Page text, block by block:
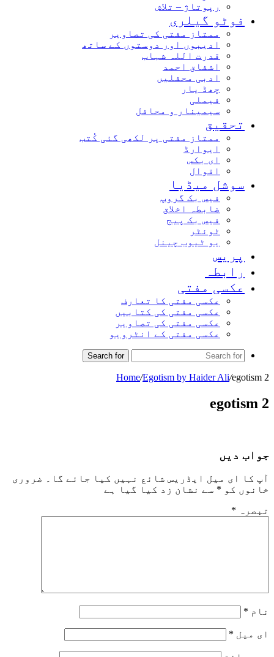
رپوتاژ – تلاش
فوٹو گیلری
ممتاز مفتی کی تصاویر
ادیبوں اور دوستوں کے ساتھ
قدرت اللہ شہاب
اشفاق احمد
ادبی محفلیں
چھڈ یار
فیملی
سیمینار و محافل
تحقیق
ممتاز مفتی پر لکھی گئی کُتب
ایوارڈ
ای بکس
اقوال
سوشل میڈیا
فیس بک گروپ
ضابطہ اخلاق
فیس بک پیج
ٹوئٹر
یو ٹیوب چینل
پریس
رابطہ
عکسی مفتی
عکسی مفتی کا تعارف
عکسی مفتی کی کتابیں
عکسی مفتی کی تصاویر
عکسی مفتی کے انٹرویو
Search for
Home/Egotism by Haider Ali/egotism 2
egotism 2
جواب دیں
آپ کا ای میل ایڈریس شائع نہیں کیا جائے گا۔
ضروری
خانوں کو * سے نشان زد کیا گیا ہے
تبصرہ *
نام *
ای میل *